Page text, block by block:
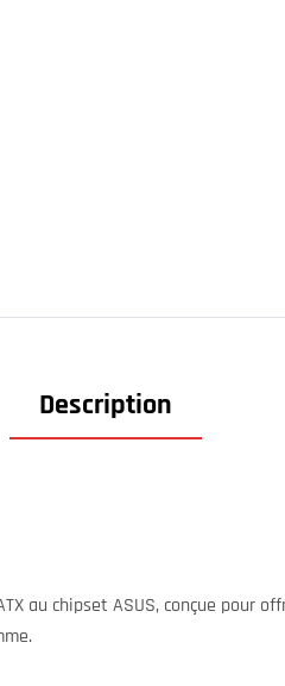
Description
au chipset ASUS, conçue pour